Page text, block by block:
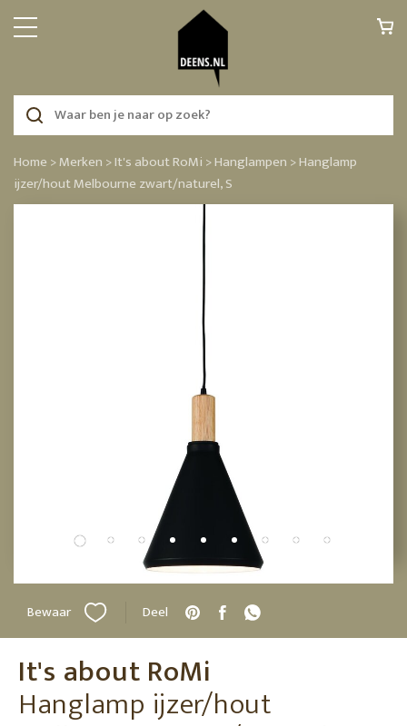
Home >Merken >It's about RoMi >Hanglampen >Hanglamp
ijzer/hout Melbourne zwart/naturel, S
Bewaar Deel
It's about RoMi
Hanglamp ijzer/hout